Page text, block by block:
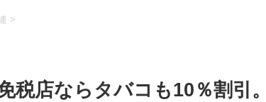
>
税店ならタバコも10％割引。